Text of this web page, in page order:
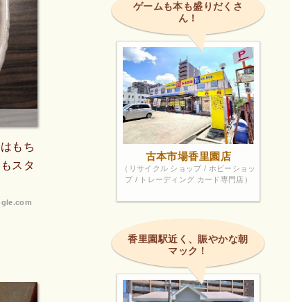
もち
スタ
ゲームも本も盛りだくさ
ん！
古本市場香里園店
（リサイクル ショップ / ホビーショッ
プ / トレーディング カード専門店）
香里園駅近く、賑やかな朝
マック！